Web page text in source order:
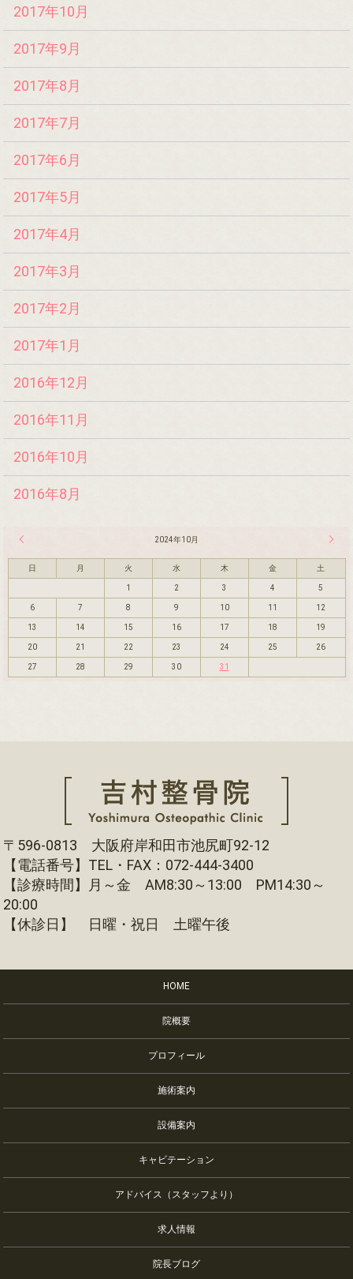
2017年10月
2017年9月
2017年8月
2017年7月
2017年6月
2017年5月
2017年4月
2017年3月
2017年2月
2017年1月
2016年12月
2016年11月
2016年10月
2016年8月
2024年10月
日 月 火 水 木 金 土
1 2 3 4 5
6 7 8 9 10 11 12
13 14 15 16 17 18 19
20 21 22 23 24 25 26
27 28 29 30 31
〒596-0813 大阪府岸和田市池尻町92-12
【電話番号】TEL・FAX：072-444-3400
【診療時間】月～金 AM8:30～13:00 PM14:30～
20:00
【休診日】 日曜・祝日 土曜午後
HOME
院概要
プロフィール
施術案内
設備案内
キャビテーション
アドバイス（スタッフより）
求人情報
院長ブログ